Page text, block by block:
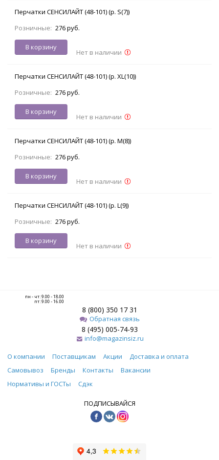
Перчатки СЕНСИЛАЙТ (48-101) (р. S(7))
Розничные: 276 руб.
В корзину
Нет в наличии
Перчатки СЕНСИЛАЙТ (48-101) (р. XL(10))
Розничные: 276 руб.
В корзину
Нет в наличии
Перчатки СЕНСИЛАЙТ (48-101) (р. M(8))
Розничные: 276 руб.
В корзину
Нет в наличии
Перчатки СЕНСИЛАЙТ (48-101) (р. L(9))
Розничные: 276 руб.
В корзину
Нет в наличии
пн - чт: 9.00 - 18.00
пт: 9.00 - 16.00
8 (800) 350 17 31
Обратная связь
8 (495) 005-74-93
info@magazinsiz.ru
О компании Поставщикам Акции
Доставка и оплата
Самовывоз
Бренды Контакты
Вакансии
Нормативы и ГОСТы
Сдэк
ПОДПИСЫВАЙСЯ